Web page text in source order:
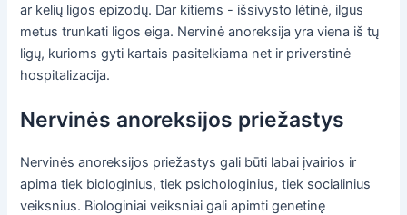
ar kelių ligos epizodų. Dar kitiems - išsivysto lėtinė, ilgus
metus trunkati ligos eiga. Nervinė anoreksija yra viena iš tų
ligų, kurioms gyti kartais pasitelkiama net ir priverstinė
hospitalizacija.
Nervinės anoreksijos priežastys
Nervinės anoreksijos priežastys gali būti labai įvairios ir
apima tiek biologinius, tiek psichologinius, tiek socialinius
veiksnius. Biologiniai veiksniai gali apimti genetinę